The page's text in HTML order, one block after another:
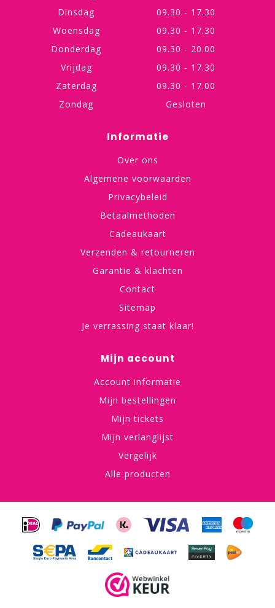
Dinsdag
09.30 - 17.30
Woensdag
09.30 - 17.30
Donderdag
09.30 - 20.00
Vrijdag
09.30 - 17.30
Zaterdag
09.30 - 17.00
Zondag
Gesloten
Informatie
Over ons
Algemene voorwaarden
Privacybeleid
Betaalmethoden
Cadeaukaart
Verzenden & retourneren
Garantie & klachten
Contact
Sitemap
Je verrassing staat klaar!
Mijn account
Account informatie
Mijn bestellingen
Mijn tickets
Mijn verlanglijst
Vergelijk
Alle producten